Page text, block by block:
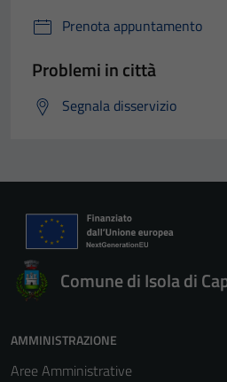
Prenota appuntamento
Problemi in città
Segnala disservizio
Comune di Isola di
AMMINISTRAZIONE
Aree Amministrative